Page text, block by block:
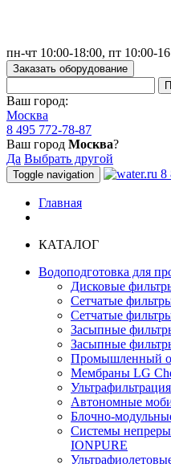
пн-чт 10:00-18:00, пт 10:00-
Заказать оборудование
Ваш город:
Москва
8 495 772-78-87
Ваш город Москва?
Да Выбрать другой
Toggle navigation 8
Главная
КАТАЛОГ
Водоподготовка для
Дисковые
Сетчатые
Сетчатые
Засыпные
Засыпные
Промышленный
Мембраны LG
Ультрафильтрация
Автономные
Блочно-
Системы
IONPURE